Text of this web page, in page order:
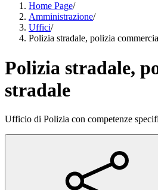
Home Page/
Amministrazione/
Uffici/
Polizia stradale, polizia
Polizia stradale,
stradale
Ufficio di Polizia con competenze